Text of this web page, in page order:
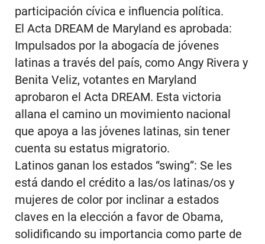
participación cívica e influencia política.
El Acta DREAM de Maryland es aprobada:
Impulsados por la abogacía de jóvenes
latinas a través del país, como Angy Rivera y
Benita Veliz, votantes en Maryland
aprobaron el Acta DREAM. Esta victoria
allana el camino un movimiento nacional
que apoya a las jóvenes latinas, sin tener
cuenta su estatus migratorio.
Latinos ganan los estados “swing”: Se les
está dando el crédito a las/os latinas/os y
mujeres de color por inclinar a estados
claves en la elección a favor de Obama,
solidificando su importancia como parte de